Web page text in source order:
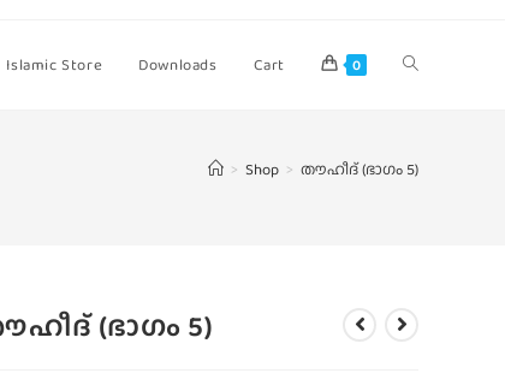
Islamic Store Downloads Cart 0
> Shop > തൗഹീദ് (ഭാഗം 5)
(ഭാഗം 5)